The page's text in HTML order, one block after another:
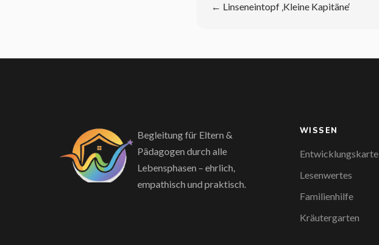
← Linseneintopf ‚Kleine Kapitäne‘
Begleitung für Eltern &
Pädagogen durch alle
Lebensphasen – ehrlich,
empathisch und praktisch.
WISSEN
Entwicklungskarte
Lesenwertes
Familienhilfe
Kräutergarten